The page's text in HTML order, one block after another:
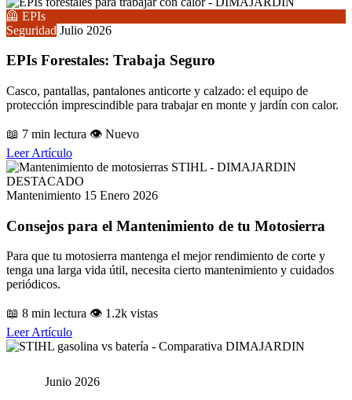
🦺 EPIs
Seguridad Julio 2026
EPIs Forestales: Trabaja Seguro
Casco, pantallas, pantalones anticorte y calzado: el equipo de
protección imprescindible para trabajar en monte y jardín con calor.
📖 7 min lectura 👁️ Nuevo
Leer Artículo
DESTACADO
Mantenimiento 15 Enero 2026
Consejos para el Mantenimiento de tu Motosierra
Para que tu motosierra mantenga el mejor rendimiento de corte y
tenga una larga vida útil, necesita cierto mantenimiento y cuidados
periódicos.
📖 8 min lectura 👁️ 1.2k vistas
Leer Artículo
Junio 2026